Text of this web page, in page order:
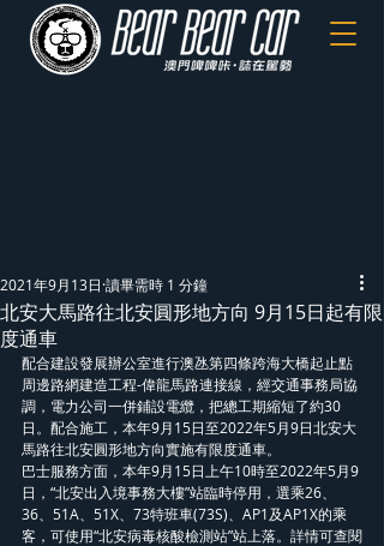
北安大馬路往北安圓形地方向 9月15日起有限
度通車
2021年9月13日 讀畢需時 1 分鐘
配合建設發展辦公室進行澳氹第四條跨海大橋起止點
周邊路網建造工程-偉龍馬路連接線，經交通事務局協
調，電力公司一併鋪設電纜，把總工期縮短了約30
日。配合施工，本年9月15日至2022年5月9日北安大
馬路往北安圓形地方向實施有限度通車。
巴士服務方面，本年9月15日上午10時至2022年5月9
日，“北安出入境事務大樓”站臨時停用，選乘26、
36、51A、51X、73特班車(73S)、AP1及AP1X的乘
客，可使用“北安病毒核酸檢測站”站上落。詳情可查閱